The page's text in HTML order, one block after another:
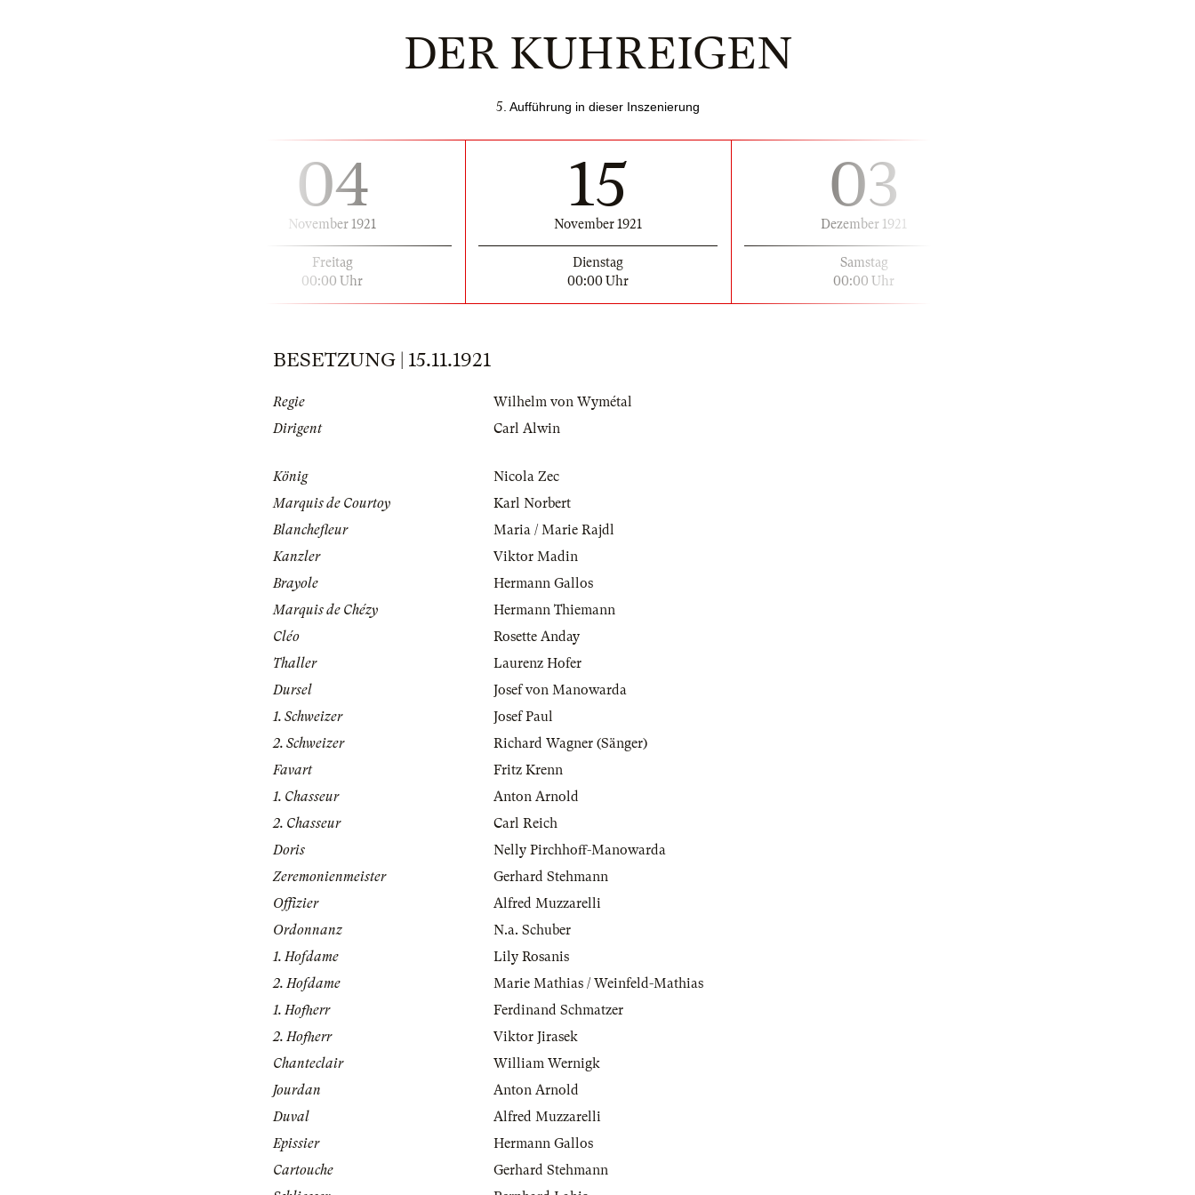
DER KUHREIGEN
5 . Aufführung in dieser Inszenierung
04
November 1921
Freitag
00:00 Uhr
15
November 1921
Dienstag
00:00 Uhr
03
Dezember 1921
Samstag
00:00 Uhr
BESETZUNG | 15.11.1921
Regie
Wilhelm von Wymétal
Dirigent
Carl Alwin
König
Nicola Zec
Marquis de Courtoy
Karl Norbert
Blanchefleur
Maria / Marie Rajdl
Kanzler
Viktor Madin
Brayole
Hermann Gallos
Marquis de Chézy
Hermann Thiemann
Cléo
Rosette Anday
Thaller
Laurenz Hofer
Dursel
Josef von Manowarda
1. Schweizer
Josef Paul
2. Schweizer
Richard Wagner (Sänger)
Favart
Fritz Krenn
1. Chasseur
Anton Arnold
2. Chasseur
Carl Reich
Doris
Nelly Pirchhoff-Manowarda
Zeremonienmeister
Gerhard Stehmann
Offizier
Alfred Muzzarelli
Ordonnanz
N.a. Schuber
1. Hofdame
Lily Rosanis
2. Hofdame
Marie Mathias / Weinfeld-Mathias
1. Hofherr
Ferdinand Schmatzer
2. Hofherr
Viktor Jirasek
Chanteclair
William Wernigk
Jourdan
Anton Arnold
Duval
Alfred Muzzarelli
Epissier
Hermann Gallos
Cartouche
Gerhard Stehmann